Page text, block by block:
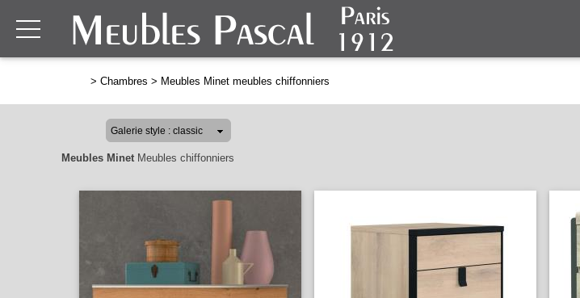
> Chambres > Meubles Minet meubles chiffonniers
Meubles Minet Meubles chiffonniers